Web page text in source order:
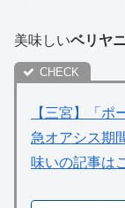
美味しいベリヤニ
【三宮】「
急オアシス期
味いの記事は